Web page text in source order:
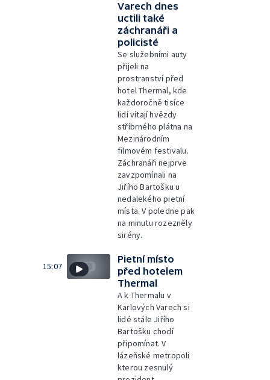
Varech dnes
uctili také
záchranáři a
policisté
Se služebními auty
přijeli na
prostranství před
hotel Thermal, kde
každoročně tisíce
lidí vítají hvězdy
stříbrného plátna na
Mezinárodním
filmovém festivalu.
Záchranáři nejprve
zavzpomínali na
Jiřího Bartošku u
nedalekého pietní
místa. V poledne pak
na minutu rozezněly
sirény.
15:07
Pietní místo
před hotelem
Thermal
A k Thermalu v
Karlových Varech si
lidé stále Jiřího
Bartošku chodí
připomínat. V
lázeňské metropoli
kterou zesnulý